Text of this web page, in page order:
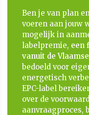
Ben je van plan
voeren aan jouw
mogelijk in
labelpremie, een
vanuit de
bedoeld voor
energetisch
EPC-label
over de
aanvraagproces,